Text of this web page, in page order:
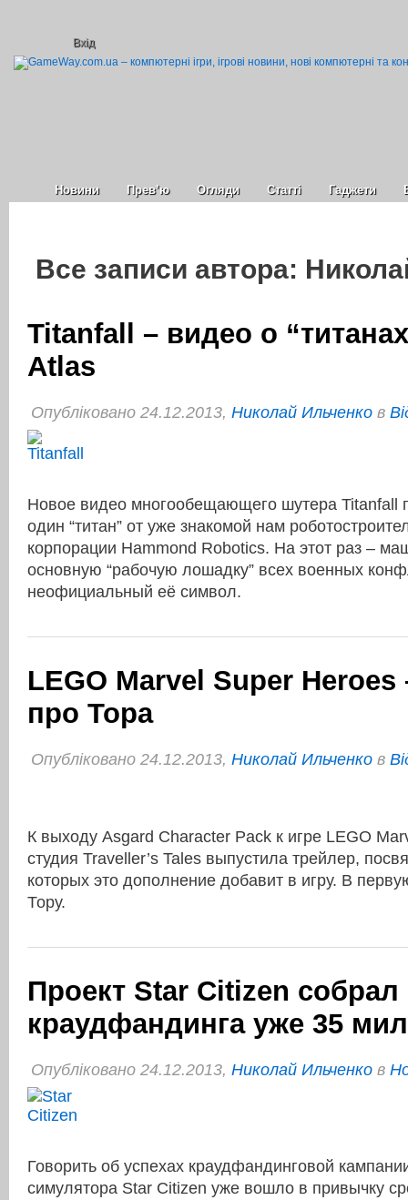
Вхід
Новини Прев’ю Огляди Статті Гаджети
Все записи автора:
Titanfall – видео о
Atlas
Опубліковано 24.12.2013, Николай Ильченко в
Новое видео многообещающего шутера Titanfall
один “титан” от уже знакомой нам
корпорации Hammond Robotics. На этот раз –
основную “рабочую лошадку” всех военных
неофициальный её символ.
LEGO Marvel Super Heroes
про Тора
Опубліковано 24.12.2013, Николай Ильченко в
К выходу Asgard Character Pack к игре LEGO
студия Traveller’s Tales выпустила трейлер,
которых это дополнение добавит в игру. В
Тору.
Проект Star Citizen
краудфандинга уже 35
Опубліковано 24.12.2013, Николай Ильченко в
Говорить об успехах краудфандинговой
симулятора Star Citizen уже вошло в привычку